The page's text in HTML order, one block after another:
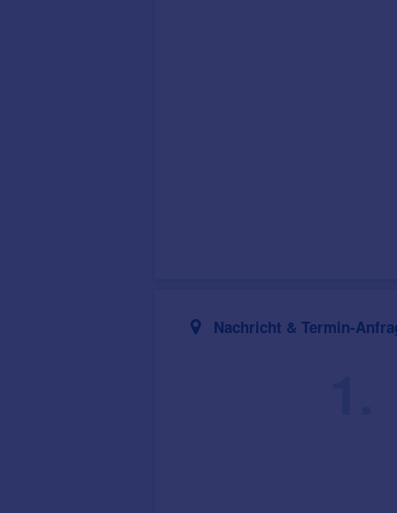
Nachricht & Termin-